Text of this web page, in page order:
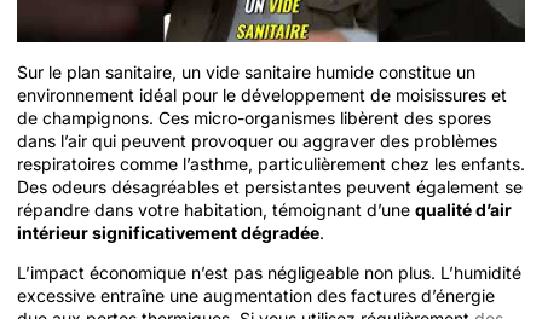
Sur le plan sanitaire, un vide sanitaire humide constitue un
environnement idéal pour le développement de moisissures et
de champignons. Ces micro-organismes libèrent des spores
dans l’air qui peuvent provoquer ou aggraver des problèmes
respiratoires comme l’asthme, particulièrement chez les enfants.
Des odeurs désagréables et persistantes peuvent également se
répandre dans votre habitation, témoignant d’une qualité d’air
intérieur significativement dégradée.
L’impact économique n’est pas négligeable non plus. L’humidité
excessive entraîne une augmentation des factures d’énergie